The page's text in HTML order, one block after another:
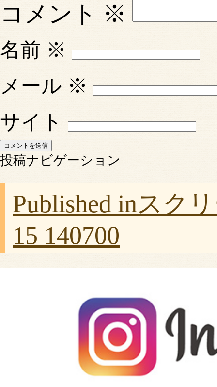
コメント ※
名前 ※
メール ※
サイト
投稿ナビゲーション
Published inスク
15 140700